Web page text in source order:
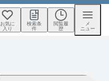
お気に
入り
検索条
件
閲覧履
歴
メ
ニュー